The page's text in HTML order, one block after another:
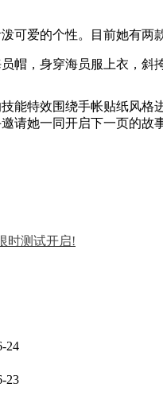
可爱的个性。目前她有两
帽，身穿海员服上衣，
能特效围绕手帐贴纸风
请她一同开启下一页的故事
时测试开启!
24
23